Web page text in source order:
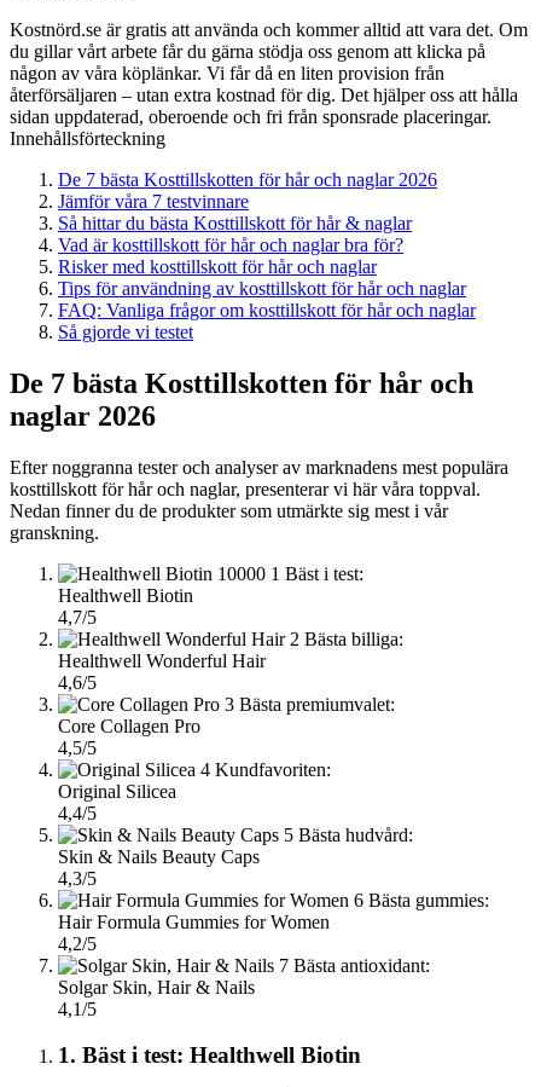
Kostnörd.se är gratis att använda och kommer alltid att vara det. Om
du gillar vårt arbete får du gärna stödja oss genom att klicka på
någon av våra köplänkar. Vi får då en liten provision från
återförsäljaren – utan extra kostnad för dig. Det hjälper oss att hålla
sidan uppdaterad, oberoende och fri från sponsrade placeringar.
Innehållsförteckning
De 7 bästa Kosttillskotten för hår och naglar 2026
Jämför våra 7 testvinnare
Så hittar du bästa Kosttillskott för hår & naglar
Vad är kosttillskott för hår och naglar bra för?
Risker med kosttillskott för hår och naglar
Tips för användning av kosttillskott för hår och naglar
FAQ: Vanliga frågor om kosttillskott för hår och naglar
Så gjorde vi testet
De 7 bästa Kosttillskotten för hår och
naglar 2026
Efter noggranna tester och analyser av marknadens mest populära
kosttillskott för hår och naglar, presenterar vi här våra toppval.
Nedan finner du de produkter som utmärkte sig mest i vår
granskning.
1 Bäst i test:
Healthwell Biotin
4,7/5
2 Bästa billiga:
Healthwell Wonderful Hair
4,6/5
3 Bästa premiumvalet:
Core Collagen Pro
4,5/5
4 Kundfavoriten:
Original Silicea
4,4/5
5 Bästa hudvård:
Skin & Nails Beauty Caps
4,3/5
6 Bästa gummies:
Hair Formula Gummies for Women
4,2/5
7 Bästa antioxidant:
Solgar Skin, Hair & Nails
4,1/5
1. Bäst i test: Healthwell Biotin